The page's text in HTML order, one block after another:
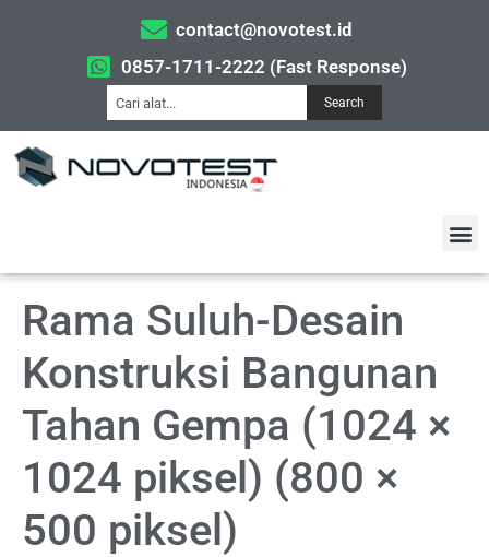
contact@novotest.id
0857-1711-2222 (Fast Response)
Search
Rama Suluh-Desain
Konstruksi Bangunan
Tahan Gempa (1024 ×
1024 piksel) (800 ×
500 piksel)